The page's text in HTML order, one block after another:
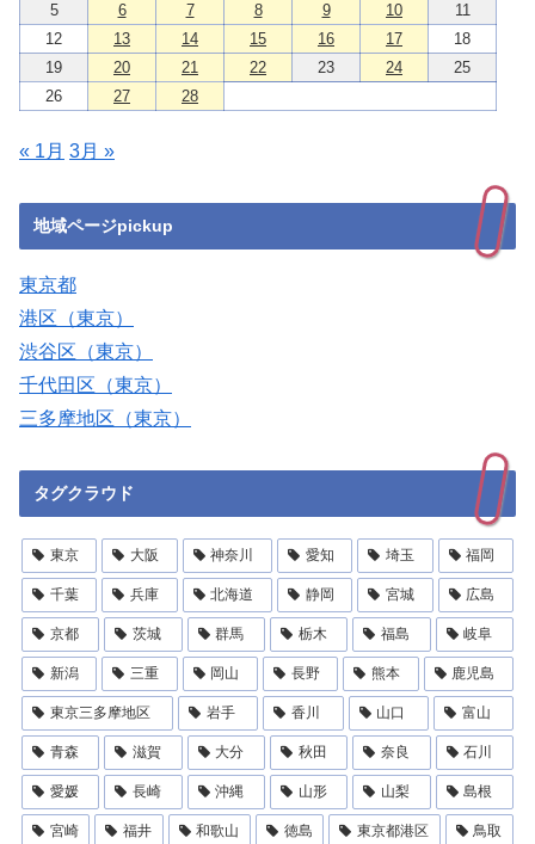
5
6 7 8 9 10
11
12
13 14 15 16 17
18
19
20 21 22 23 24
25
26
27 28
« 1月 3月 »
地域ページpickup
東京都
港区（東京）
渋谷区（東京）
千代田区（東京）
三多摩地区（東京）
タグクラウド
東京 大阪 神奈川 愛知 埼玉 福岡
千葉 兵庫 北海道 静岡 宮城 広島
京都 茨城 群馬 栃木 福島 岐阜
新潟 三重 岡山 長野 熊本 鹿児島
東京三多摩地区 岩手 香川 山口 富山
青森 滋賀 大分 秋田 奈良 石川
愛媛 長崎 沖縄 山形 山梨 島根
宮崎 福井 和歌山 徳島 東京都港区 鳥取